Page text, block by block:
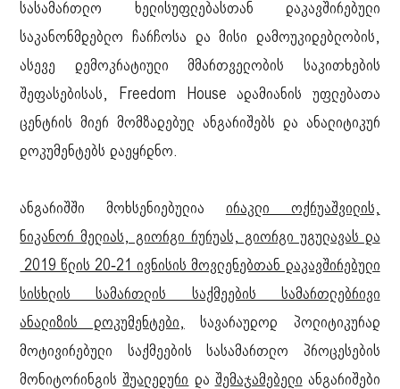
სასამართლო ხელისუფლებასთან დაკავშირებული
საკანონმდებლო ჩარჩოსა და მისი დამოუკიდებლობის,
ასევე დემოკრატიული მმართველობის საკითხების
შეფასებისას, Freedom House ადამიანის უფლებათა
ცენტრის მიერ მომზადებულ ანგარიშებს და ანალიტიკურ
დოკუმენტებს დაეყრდნო.
ანგარიშში მოხსენიებულია ირაკლი ოქრუაშვილის,
ნიკანორ მელიას, გიორგი რურუას, გიორგი უგულავას და
2019 წლის 20-21 ივნისის მოვლენებთან დაკავშირებული
სისხლის სამართლის საქმეების სამართლებრივი
ანალიზის დოკუმენტები,
სავარაუდოდ პოლიტიკურად
მოტივირებული საქმეების სასამართლო პროცესების
მონიტორინგისშუალედური და შემაჯამებელი ანგარიშები